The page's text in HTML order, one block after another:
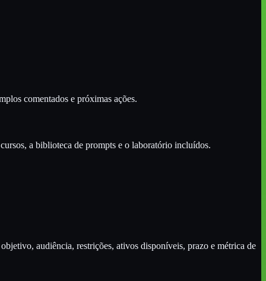
comentados e próximas ações.
a biblioteca de prompts e o laboratório incluídos.
audiência, restrições, ativos disponíveis, prazo e métrica de